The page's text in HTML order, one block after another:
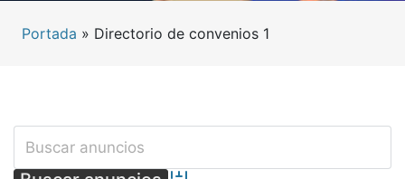
Portada » Directorio de convenios 1